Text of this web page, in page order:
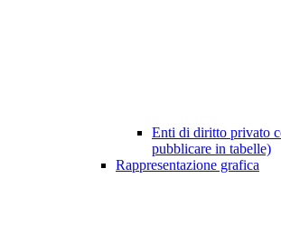
Enti di diritto privato
pubblicare in tabelle)
Rappresentazione grafica